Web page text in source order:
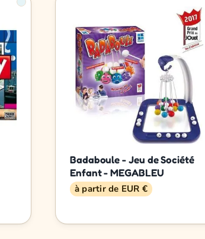
Badaboule - Jeu de Société
Enfant - MEGABLEU
à partir de EUR €